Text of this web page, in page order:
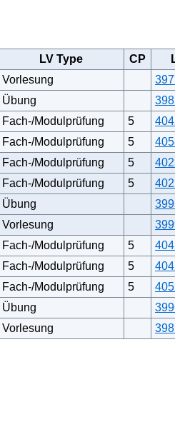
LV Type CP
Vorlesung
Übung
Fach-/Modulprüfung
5
Fach-/Modulprüfung
5
Fach-/Modulprüfung 5
Fach-/Modulprüfung
5
Übung
Vorlesung
Fach-/Modulprüfung 5
Fach-/Modulprüfung
5
Fach-/Modulprüfung
5
Übung
Vorlesung